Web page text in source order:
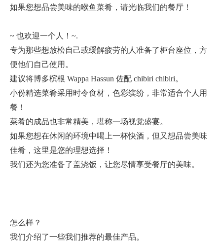
如果您想品尝美味的喉鱼菜肴，请光临我们的餐厅！
~ 也欢迎一个人！~.
专为那些想放松自己或缓解疲劳的人准备了柜台座位，方
便他们自己使用。
建议将博多槟根 Wappa Hassun 佐配 chibiri chibiri。
小份精选菜肴采用时令食材，色彩缤纷，非常适合个人用
餐！
菜肴的成品也非常精美，堪称一场视觉盛宴。
如果您想在休闲的环境中喝上一杯快酒，但又想品尝美味
佳肴，这里是您的理想选择！
我们还为您准备了盖浇饭，让您尽情享受餐厅的美味。
怎么样？
我们介绍了一些我们推荐的最佳产品。